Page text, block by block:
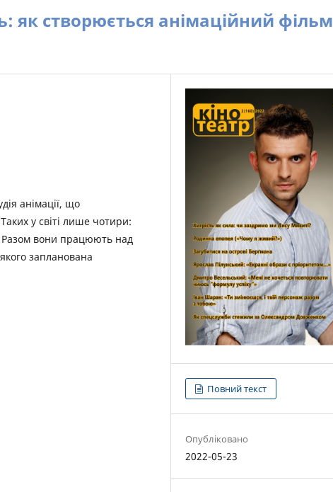
створюється анімаційний фільм
анімації, що
у світі лише чотири:
Разом вони працюють над
запланована
Повний текст
Опубліковано
2022-05-23